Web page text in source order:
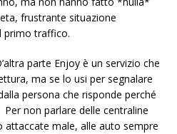
frustrante situazione
primo traffico.
parte Enjoy è un servizio che
ma se lo usi per segnalare
persona che risponde perché
Per non parlare delle centraline
attaccate male, alle auto sempre